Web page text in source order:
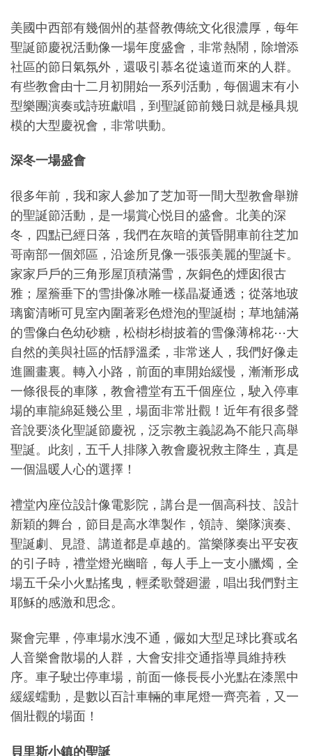
美國中西部有幾個州的基督教傳統文化很濃厚，每年
聖誕節慶祝活動像一場年度盛會，非常熱鬧，除增添
社區的節日氣氛外，還吸引慕名從遠道而來的人群。
有些教會由十二月初開始一系列活動，每個週末有小
型樂團演奏或詩班獻唱，到聖誕節前幾日就是極具規
模的大型慶祝會，非常哄動。
深冬一場盛會
很多年前，我和家人參加了芝加哥一間大型教會舉辦
的聖誕節活動，是一場賞心悦目的盛會。北美的深
冬，四點已經日落，我們在灰暗的黃昏開車前往芝加
哥南部一個郊區，沿途所見像一張張美麗的聖誕卡。
家家戶戶的三角形屋頂積滿雪，灰銅色的煙囱很古
雅；屋簷垂下的雪掛像冰雕一樣晶凝通透；從落地玻
璃窗清晰可見室內圍著彩色燈泡的聖誕樹；草地舖滿
的雪像白色幼砂糖，松樹杉樹披着的雪像薄棉花⋯大
自然的美與社區的恬靜溫柔，非常迷人，我們好像走
進圖畫裏。轉入小路，前面的車開始緩慢，漸漸形成
一條很長的車隊，教會禮堂有五千個座位，駛入停車
場的車龍綿延幾公里，場面非常壯觀！近年有很多聲
音說要淡化聖誕節慶祝，泛宗教主義認為不能只高舉
聖誕。此刻，五千人排隊入教會慶祝救主降生，真是
一個温暖人心的選擇！
禮堂內座位設計像電影院，講台是一個高科技、設計
新穎的舞台，節目是高水準製作，領詩、樂隊演奏、
聖誕劇、見證、講道都是卓越的。當樂隊奏出平安夜
的引子時，禮堂燈光幽暗，每人手上一支小臘燭，全
場五千朵小火點搖曳，輕柔歌聲廻盪，唱出我們對主
耶穌的感激和思念。
聚會完畢，停車場水洩不通，儼如大型足球比賽或名
人音樂會散場的人群，大會安排交通指導員維持秩
序。車子駛岀停車場，前面一條長長小光點在漆黑中
緩緩蠕動，是數以百計車輛的車尾燈一齊亮着，又一
個壯觀的場面！
貝里斯小鎮的聖誕